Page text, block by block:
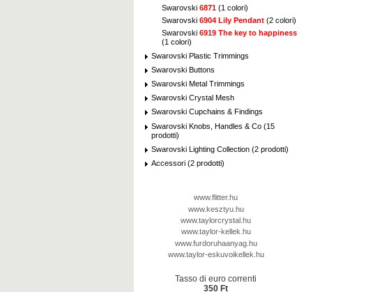
Swarovski 6871 (1 colori)
Swarovski 6904 Lily Pendant (2 colori)
Swarovski 6919 The key to happiness
(1 colori)
Swarovski Plastic Trimmings
Swarovski Buttons
Swarovski Metal Trimmings
Swarovski Crystal Mesh
Swarovski Cupchains & Findings
Swarovski Knobs, Handles & Co (15
prodotti)
Swarovski Lighting Collection (2 prodotti)
Accessori (2 prodotti)
www.flitter.hu
www.kesztyu.hu
www.taylorcrystal.hu
www.taylor-kellek.hu
www.furdoruhaanyag.hu
www.taylor-eskuvoikellek.hu
Tasso di euro correnti
350 Ft